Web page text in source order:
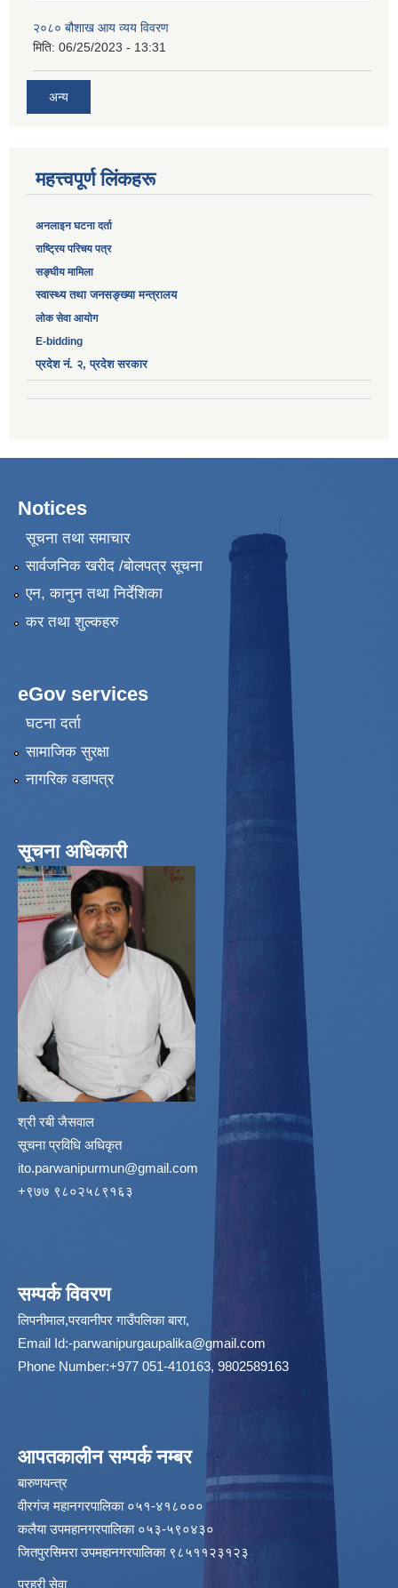
२०८० बौशाख आय व्यय विवरण
मिति: 06/25/2023 - 13:31
अन्य
महत्त्वपूर्ण लिंकहरू
अनलाइन घटना दर्ता
‎राष्ट्रिय परिचय पत्र
सङ्‍घीय मामिला
स्वास्थ्य तथा जनसङ्ख्या मन्त्रालय
लोक सेवा आयोग
E-bidding
प्रदेश नं. २, प्रदेश सरकार
Notices
सूचना तथा समाचार
सार्वजनिक खरीद /बोलपत्र सूचना
एन, कानुन तथा निर्देशिका
कर तथा शुल्कहरु
eGov services
घटना दर्ता
सामाजिक सुरक्षा
नागरिक वडापत्र
सूचना अधिकारी
श्री रबी जैसवाल
सूचना प्रविधि अधिकृत
ito.parwanipurmun@gmail.com
‌+९७७ ९८०२५८९१६३
सम्पर्क विवरण
लिपनीमाल,परवानीपर गाउँपलिका बारा,
Email Id:-parwanipurgaupalika@gmail.com
Phone Number:+977 051-410163, 9802589163
आपतकालीन सम्पर्क नम्बर
बारुणयन्त्र
वीरगंज महानगरपालिका ०५१-४१८०००
कलैया उपमहानगरपालिका ०५३-५९०४३०
जितपुरसिमरा उपमहानगरपालिका ९८५११२३१२३
प्रहरी सेवा